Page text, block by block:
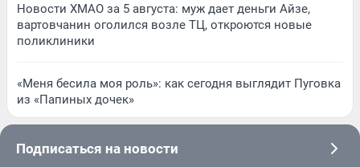
Новости ХМАО за 5 августа: муж дает деньги Айзе,
вартовчанин оголился возле ТЦ, откроются новые
поликлиники
«Меня бесила моя роль»: как сегодня выглядит Пуговка
из «Папиных дочек»
Подписаться на новости